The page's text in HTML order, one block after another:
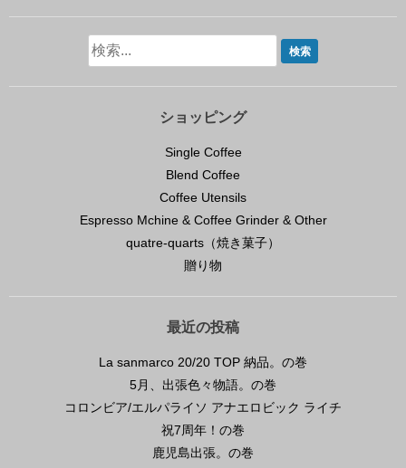
ショッピング
Single Coffee
Blend Coffee
Coffee Utensils
Espresso Mchine & Coffee Grinder & Other
quatre-quarts（焼き菓子）
贈り物
最近の投稿
La sanmarco 20/20 TOP 納品。の巻
5月、出張色々物語。の巻
コロンビア/エルパライソ アナエロビック ライチ
祝7周年！の巻
鹿児島出張。の巻